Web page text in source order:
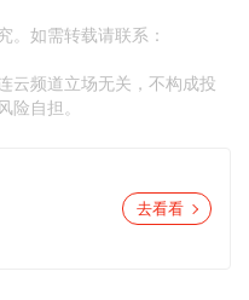
。如需转载请联系：
云频道立场无关，不构成投
自担。
去看看